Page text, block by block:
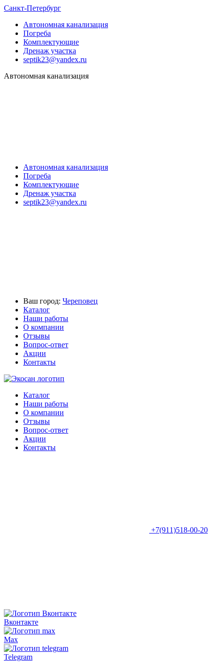
Санкт-Петербург
Автономная канализация
Погреба
Комплектующие
Дренаж участка
septik23@yandex.ru
Автономная канализация
Автономная канализация
Погреба
Комплектующие
Дренаж участка
septik23@yandex.ru
Ваш город: Череповец
Каталог
Наши работы
О компании
Отзывы
Вопрос-ответ
Акции
Контакты
Каталог
Наши работы
О компании
Отзывы
Вопрос-ответ
Акции
Контакты
+7(911)518-00-20
Вконтакте
Max
Telegram